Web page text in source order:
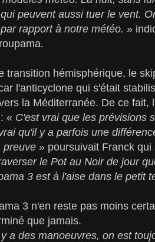
peuvent aussi tuer le vent.
rapport à notre météo. »
transition hémisphérique, le
l'anticyclone qui s'était
la Méditerranée. De ce fait,
« C'est vrai que les prévisions
qu'il y a parfois une
preuve » poursuivait Franck
le Pot au Noir de jour
3 est à l'aise dans le petit
3 n'en reste pas moins
que jamais.
a des manoeuvres, on est